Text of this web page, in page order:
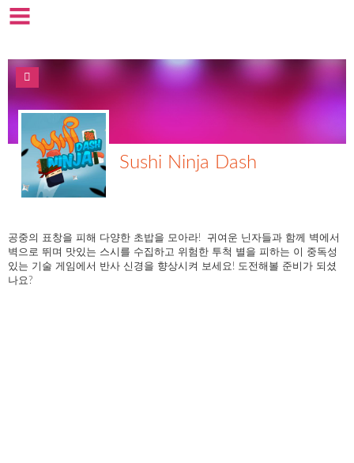
Sushi Ninja Dash
공중의 표창을 피해 다양한 초밥을 모아라! 귀여운 닌자들과 함께 벽에서
벽으로 뛰며 맛있는 스시를 수집하고 위험한 투척 별을 피하는 이 중독성
있는 기술 게임에서 반사 신경을 향상시켜 보세요! 도전해볼 준비가 되셨
나요?